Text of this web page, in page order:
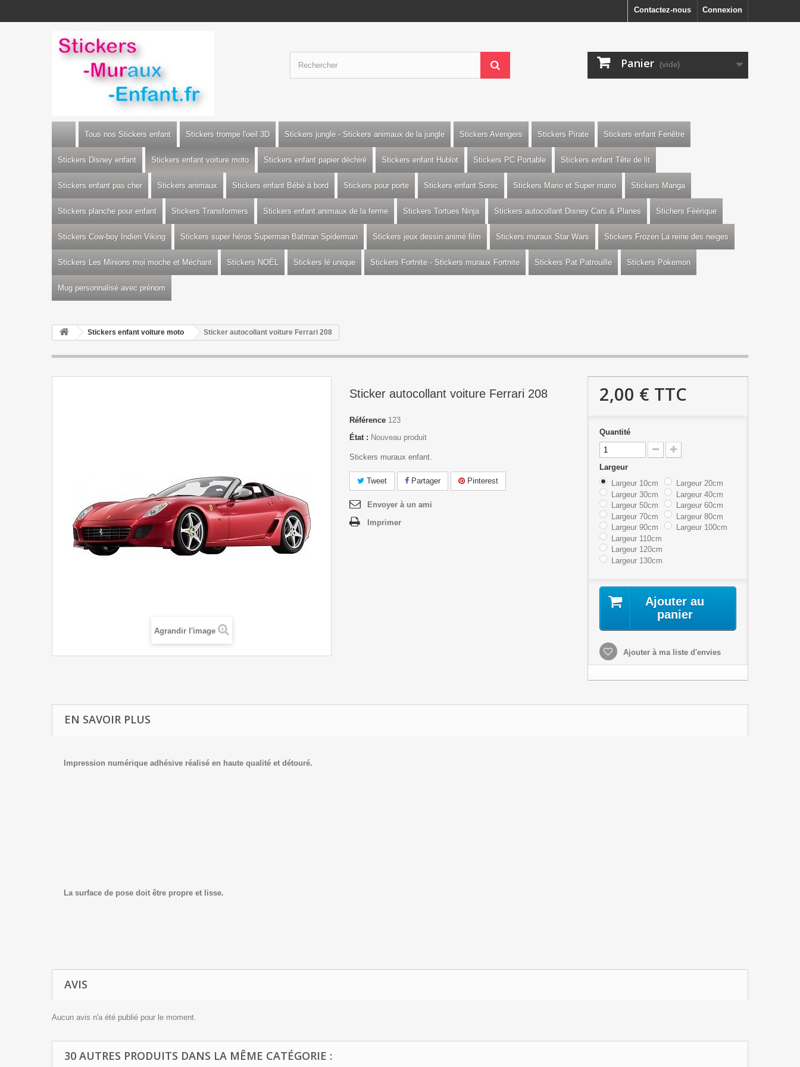
Connexion
Contactez-nous
Panier (vide)
Tous nos Stickers enfant Stickers trompe l'oeil 3D Stickers jungle - Stickers animaux de la jungle Stickers Avengers Stickers Pirate Stickers enfant Fenêtre
Stickers Disney enfant Stickers enfant voiture moto Stickers enfant papier déchiré Stickers enfant Hublot Stickers PC Portable Stickers enfant Tête de lit
Stickers enfant pas cher Stickers animaux Stickers enfant Bébé à bord Stickers pour porte Stickers enfant Sonic Stickers Mario et Super mario Stickers Manga
Stickers planche pour enfant Stickers Transformers Stickers enfant animaux de la ferme Stickers Tortues Ninja Stickers autocollant Disney Cars & Planes Stichers Féérique
Stickers Cow-boy Indien Viking Stickers super héros Superman Batman Spiderman Stickers jeux dessin animé film Stickers muraux Star Wars Stickers Frozen La reine des neiges
Stickers Les Minions moi moche et Méchant Stickers NOËL Stickers lé unique Stickers Fortnite - Stickers muraux Fortnite Stickers Pat Patrouille Stickers Pokemon
Mug personnalisé avec prénom
Stickers enfant voiture moto Sticker autocollant voiture Ferrari 208
Agrandir l'image
Sticker autocollant voiture Ferrari 208
Référence 123
État : Nouveau produit
Stickers muraux enfant.
Tweet Partager Pinterest
Envoyer à un ami
Imprimer
2,00 € TTC
Quantité
Largeur
Largeur 10cm
Largeur 20cm
Largeur 30cm
Largeur 40cm
Largeur 50cm
Largeur 60cm
Largeur 70cm
Largeur 80cm
Largeur 90cm
Largeur 100cm
Largeur 110cm
Largeur 120cm
Largeur 130cm
Ajouter au
panier
Ajouter à ma liste d'envies
EN SAVOIR PLUS
Impression numérique adhésive réalisé en haute qualité et détouré.
La surface de pose doit être propre et lisse.
AVIS
Aucun avis n'a été publié pour le moment.
30 AUTRES PRODUITS DANS LA MÊME CATÉGORIE :